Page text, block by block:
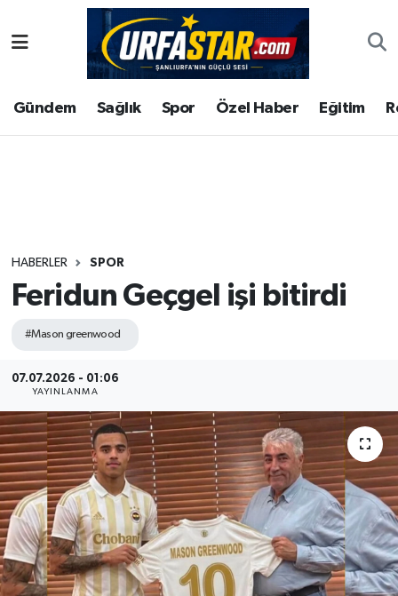
Gündem Sağlık Spor Özel Haber Eğitim
HABERLER SPOR
Feridun Geçgel işi bitirdi
#Mason greenwood
07.07.2026 - 01:06
YAYINLANMA
ASAYİS
ÇEVRE
Gündem
Kültür
Magazin
Şanlıurfa Nöbetçi Eczaneler
Şanlıurfa Hava Durumu
Tüm Manşetler
Son Dakika Haberleri
Haber Arşivi